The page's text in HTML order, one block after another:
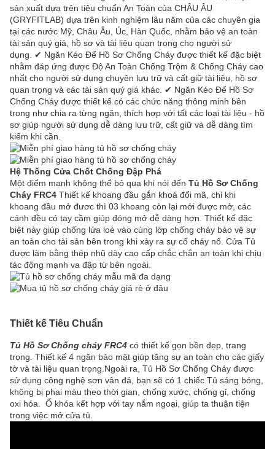
sản xuất dựa trên tiêu chuẩn An Toàn của CHÂU ÂU
(GRYFITLAB) dựa trên kinh nghiệm lâu năm của các chuyên gia
tại các nước Mỹ, Châu Âu, Úc, Hàn Quốc, nhằm bảo vệ an toàn
tài sản quý giá, hồ sơ và tài liệu quan trọng cho người sử
dụng. ✔ Ngăn Kéo Để Hồ Sơ Chống Cháy được thiết kế đặc biệt
nhằm đáp ứng được Độ An Toàn Chống Trộm & Chống Cháy cao
nhất cho người sử dụng chuyên lưu trữ và cất giữ tài liệu, hồ sơ
quan trọng và các tài sản quý giá khác. ✔ Ngăn Kéo Để Hồ Sơ
Chống Cháy được thiết kế có các chức năng thông minh bên
trong như chia ra từng ngăn, thích hợp với tất các loại tài liệu - hồ
sơ giúp người sử dụng dễ dàng lưu trữ, cất giữ và dễ dàng tìm
kiếm khi cần.
Hệ Thống Cửa Chốt Chống Đập Phá
Một điểm mạnh không thể bỏ qua khi nói đến Tủ Hồ Sơ Chống
Cháy FRC4 Thiết kế khoang đầu gắn khoá đổi mã, chỉ khi
khoang đầu mở đươc thì 03 khoang còn lại mới được mở, các
cánh đều có tay cầm giúp đóng mở dễ dàng hơn. Thiết kế đặc
biệt này giúp chống lửa loè vào cùng lớp chống cháy bảo vệ sự
an toàn cho tài sản bên trong khi xảy ra sự cố cháy nổ. Cửa Tủ
được làm bằng thép nhũ dày cao cấp chắc chắn an toàn khi chịu
tác động mạnh va đập từ bên ngoài.
Thiết kế Tiêu Chuẩn
Tủ Hồ Sơ Chống cháy FRC4 có thiết kế gọn bền đẹp, trang
trọng. Thiết kế 4 ngăn bảo mật giúp tăng sự an toàn cho các giấy
tờ và tài liệu quan trọng.Ngoài ra, Tủ Hồ Sơ Chống Cháy được
sử dụng công nghệ sơn vân đá, bạn sẽ có 1 chiếc Tủ sáng bóng,
không bị phai màu theo thời gian, chống xước, chống gỉ, chống
oxi hóa. Ổ khóa kết hợp với tay nắm ngoại, giúp ta thuận tiện
trong việc mở cửa tủ.